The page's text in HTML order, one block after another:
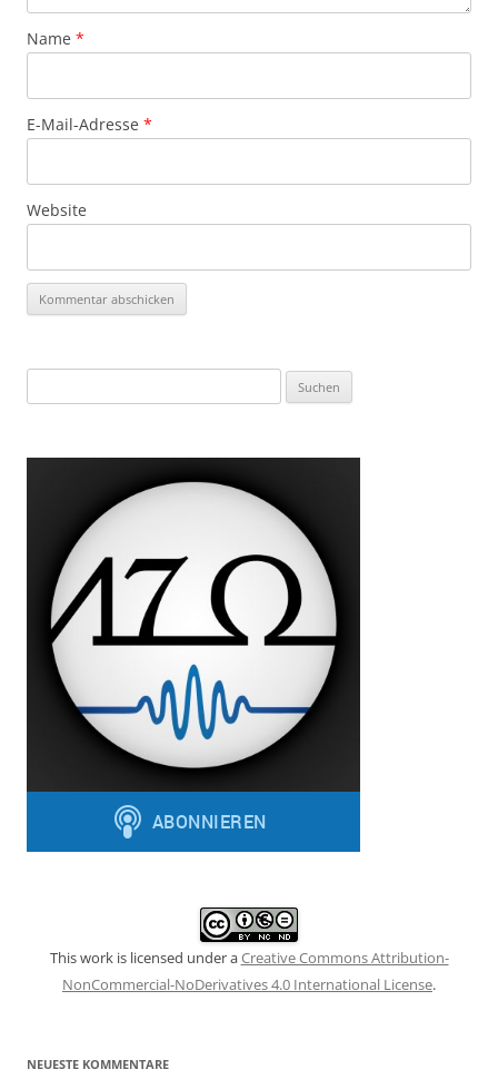
Name *
E-Mail-Adresse *
Website
nach:
This work is licensed under aCreative Commons Attribution-
NonCommercial-NoDerivatives 4.0 International License.
NEUESTE KOMMENTARE